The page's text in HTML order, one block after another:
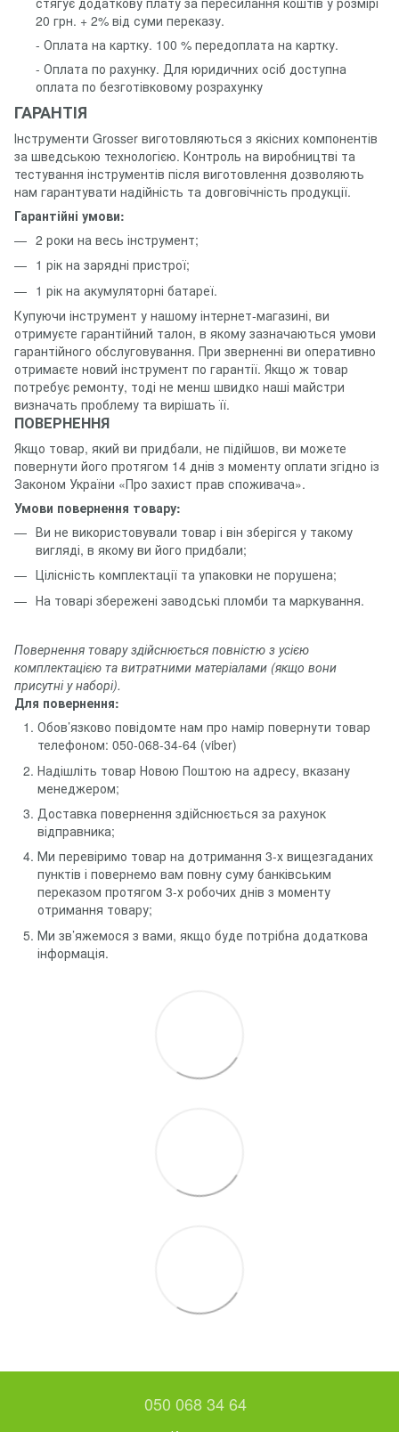
20 грн. + 2% від суми переказу.
- Оплата на картку. 100 % передоплата на картку.
- Оплата по рахунку. Для юридичних осіб доступна
оплата по безготівковому розрахунку
ГАРАНТІЯ
Інструменти Grosser виготовляються з якісних компонентів
за шведською технологією. Контроль на виробництві та
тестування інструментів після виготовлення дозволяють
нам гарантувати надійність та довговічність продукції.
Гарантійні умови:
2 роки на весь інструмент;
1 рік на зарядні пристрої;
1 рік на акумуляторні батареї.
Купуючи інструмент у нашому інтернет-магазині, ви
отримуєте гарантійний талон, в якому зазначаються умови
гарантійного обслуговування. При зверненні ви оперативно
отримаєте новий інструмент по гарантії. Якщо ж товар
потребує ремонту, тоді не менш швидко наші майстри
визначать проблему та вирішать її.
ПОВЕРНЕННЯ
Якщо товар, який ви придбали, не підійшов, ви можете
повернути його протягом 14 днів з моменту оплати згідно із
Законом України «Про захист прав споживача».
Умови повернення товару:
Ви не використовували товар і він зберігся у такому
вигляді, в якому ви його придбали;
Цілісність комплектації та упаковки не порушена;
На товарі збережені заводські пломби та маркування.
Повернення товару здійснюється повністю з усією
комплектацією та витратними матеріалами (якщо вони
присутні у наборі).
Для повернення:
Обов’язково повідомте нам про намір повернути товар
телефоном: 050-068-34-64 (viber)
Надішліть товар Новою Поштою на адресу, вказану
менеджером;
Доставка повернення здійснюється за рахунок
відправника;
Ми перевіримо товар на дотримання 3-х вищезгаданих
пунктів і повернемо вам повну суму банківським
переказом протягом 3-х робочих днів з моменту
отримання товару;
Ми зв’яжемося з вами, якщо буде потрібна додаткова
інформація.
050 068 34 64